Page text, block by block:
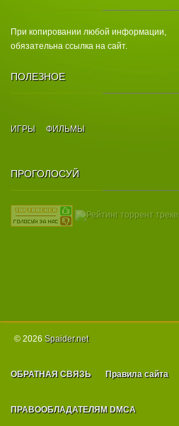
При копировании любой информации,
обязательна ссылка на сайт.
ПОЛЕЗНОЕ
ИГРЫ ФИЛЬМЫ
ПРОГОЛОСУЙ
© 2026 Spаider.net
ОБРАТНАЯ СВЯЗЬ Правила сайта
ПРАВООБЛАДАТЕЛЯМ DMCA